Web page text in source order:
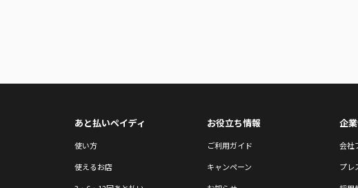
あと払いペイディ
使い方
使えるお店
お役立ち情報
ご利用ガイド
キャンペーン
企
会社
プレ